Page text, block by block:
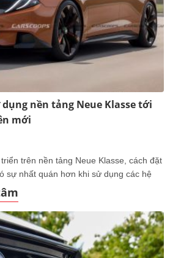
dụng nền tảng Neue Klasse tới
mới
trên nền tảng Neue Klasse, cách đặt
sự nhất quán hơn khi sử dụng các hệ